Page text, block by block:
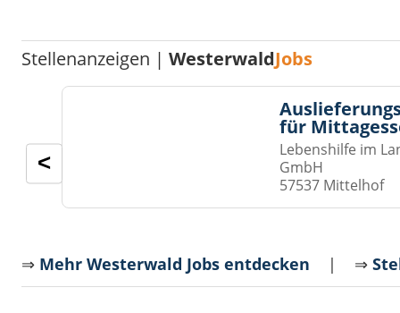
Stellenanzeigen |WesterwaldJobs
für
Lebenshilfe im
GmbH
57537 Mittelhof
<
⇒ Mehr Westerwald Jobs entdecken | ⇒